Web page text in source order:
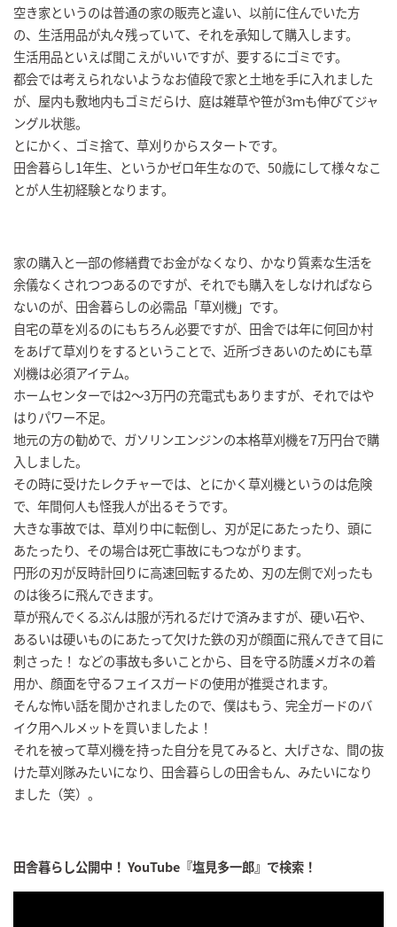
空き家というのは普通の家の販売と違い、以前に住んでいた方
の、生活用品が丸々残っていて、それを承知して購入します。
生活用品といえば聞こえがいいですが、要するにゴミです。
都会では考えられないようなお値段で家と土地を手に入れました
が、屋内も敷地内もゴミだらけ、庭は雑草や笹が3ｍも伸びてジャ
ングル状態。
とにかく、ゴミ捨て、草刈りからスタートです。
田舎暮らし1年生、というかゼロ年生なので、50歳にして様々なこ
とが人生初経験となります。
家の購入と一部の修繕費でお金がなくなり、かなり質素な生活を
余儀なくされつつあるのですが、それでも購入をしなければなら
ないのが、田舎暮らしの必需品「草刈機」です。
自宅の草を刈るのにもちろん必要ですが、田舎では年に何回か村
をあげて草刈りをするということで、近所づきあいのためにも草
刈機は必須アイテム。
ホームセンターでは2～3万円の充電式もありますが、それではや
はりパワー不足。
地元の方の勧めで、ガソリンエンジンの本格草刈機を7万円台で購
入しました。
その時に受けたレクチャーでは、とにかく草刈機というのは危険
で、年間何人も怪我人が出るそうです。
大きな事故では、草刈り中に転倒し、刃が足にあたったり、頭に
あたったり、その場合は死亡事故にもつながります。
円形の刃が反時計回りに高速回転するため、刃の左側で刈ったも
のは後ろに飛んできます。
草が飛んでくるぶんは服が汚れるだけで済みますが、硬い石や、
あるいは硬いものにあたって欠けた鉄の刃が顔面に飛んできて目に
刺さった！ などの事故も多いことから、目を守る防護メガネの着
用か、顔面を守るフェイスガードの使用が推奨されます。
そんな怖い話を聞かされましたので、僕はもう、完全ガードのバ
イク用ヘルメットを買いましたよ！
それを被って草刈機を持った自分を見てみると、大げさな、間の抜
けた草刈隊みたいになり、田舎暮らしの田舎もん、みたいになり
ました（笑）。
田舎暮らし公開中！ YouTube『塩見多一郎』で検索！